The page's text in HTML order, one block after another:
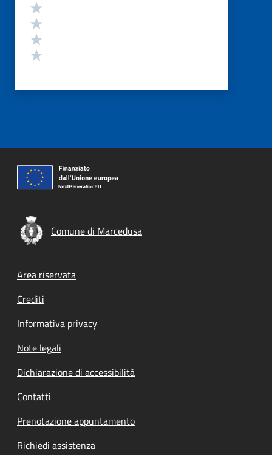
Comune di Marcedusa
Footer menu
Area riservata
Crediti
Informativa privacy
Note legali
Dichiarazione di accessibilità
Contatti
Prenotazione appuntamento
Richiedi assistenza